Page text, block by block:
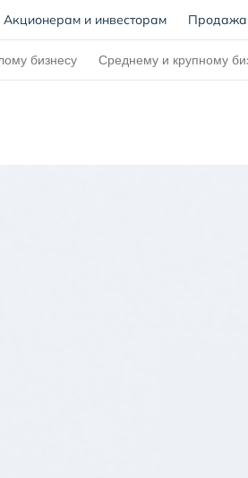
Акционерам и инвесторам Продажа
бизнесу Среднему и крупному